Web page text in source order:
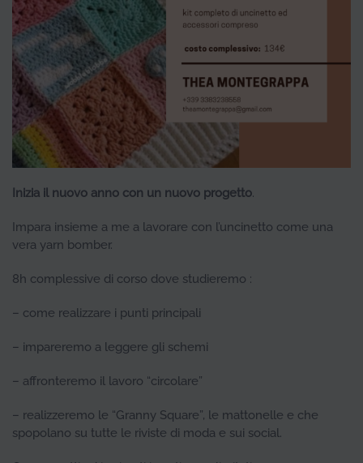
Inizia il nuovo anno con un nuovo progetto.
Impara insieme a me a lavorare con l’uncinetto come una
vera yarn bomber.
8h complessive di corso dove studieremo :
– come realizzare i punti principali
– impareremo a leggere gli schemi
– affronteremo il lavoro “circolare”
– realizzeremo le “Granny Square”, le mattonelle e che
spopolano su tutte le riviste di moda e sui social.